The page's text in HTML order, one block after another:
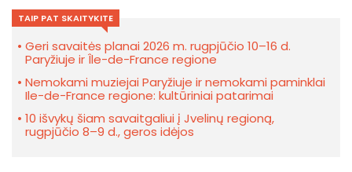
TAIP PAT SKAITYKITE
Geri savaitės planai 2026 m. rugpjūčio 10–16 d.
Paryžiuje ir Île-de-France regione
Nemokami muziejai Paryžiuje ir nemokami paminklai
Ile-de-France regione: kultūriniai patarimai
10 išvykų šiam savaitgaliui į Jvelinų regioną,
rugpjūčio 8–9 d., geros idėjos